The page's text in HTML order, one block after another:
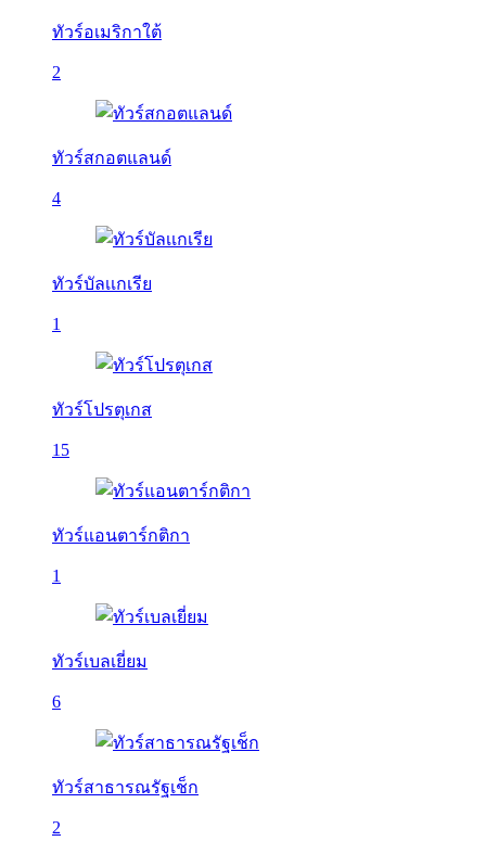
ทัวร์อเมริกาใต้
2
ทัวร์สกอตแลนด์
4
ทัวร์บัลเเกเรีย
1
ทัวร์โปรตุเกส
15
ทัวร์แอนตาร์กติกา
1
ทัวร์เบลเยี่ยม
6
ทัวร์สาธารณรัฐเช็ก
2